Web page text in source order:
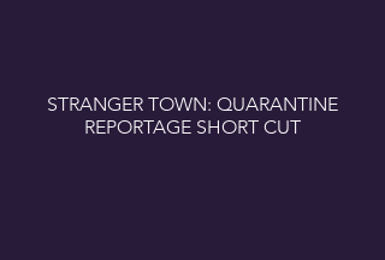
STRANGER TOWN: QUARANTINE
REPORTAGE SHORT CUT